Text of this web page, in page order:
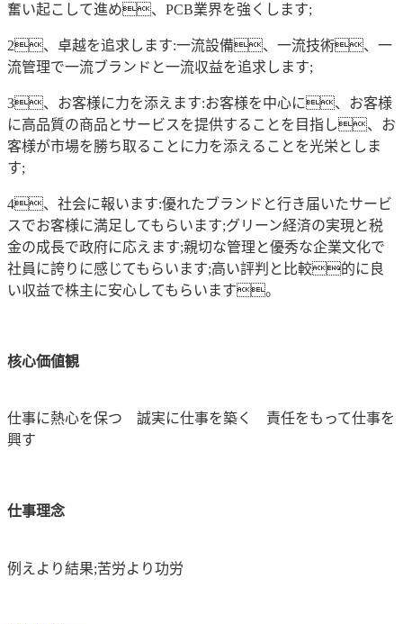
奮い起こして進め、PCB業界を強くします;
2、卓越を追求します:一流設備、一流技術、一
流管理で一流ブランドと一流収益を追求します;
3、お客様に力を添えます:お客様を中心に、お客様
に高品質の商品とサービスを提供することを目指し、お
客様が市場を勝ち取ることに力を添えることを光栄としま
す;
4、社会に報います:優れたブランドと行き届いたサービ
スでお客様に満足してもらいます;グリーン経済の実現と税
金の成長で政府に応えます;親切な管理と優秀な企業文化で
社員に誇りに感じてもらいます;高い評判と比較的に良
い収益で株主に安心してもらいます。
核心価値観
仕事に熱心を保つ 誠実に仕事を築く 責任をもって仕事を
興す
仕事理念
例えより結果;苦労より功労